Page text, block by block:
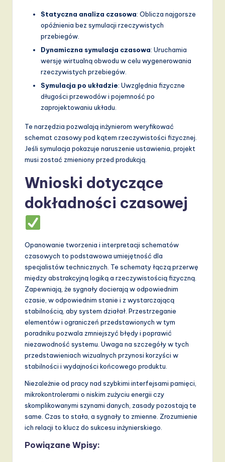
Statyczna analiza czasowa: Oblicza najgorsze
opóźnienia bez symulacji rzeczywistych
przebiegów.
Dynamiczna symulacja czasowa: Uruchamia
wersję wirtualną obwodu w celu wygenerowania
rzeczywistych przebiegów.
Symulacja po układzie: Uwzględnia fizyczne
długości przewodów i pojemność po
zaprojektowaniu układu.
Te narzędzia pozwalają inżynierom weryfikować
schemat czasowy pod kątem rzeczywistości fizycznej.
Jeśli symulacja pokazuje naruszenie ustawienia, projekt
musi zostać zmieniony przed produkcją.
Wnioski dotyczące
dokładności czasowej
Opanowanie tworzenia i interpretacji schematów
czasowych to podstawowa umiejętność dla
specjalistów technicznych. Te schematy łączą przerwę
między abstrakcyjną logiką a rzeczywistością fizyczną.
Zapewniają, że sygnały docierają w odpowiednim
czasie, w odpowiednim stanie i z wystarczającą
stabilnością, aby system działał. Przestrzeganie
elementów i ograniczeń przedstawionych w tym
poradniku pozwala zmniejszyć błędy i poprawić
niezawodność systemu. Uwaga na szczegóły w tych
przedstawieniach wizualnych przynosi korzyści w
stabilności i wydajności końcowego produktu.
Niezależnie od pracy nad szybkimi interfejsami pamięci,
mikrokontrolerami o niskim zużyciu energii czy
skomplikowanymi szynami danych, zasady pozostają te
same. Czas to stała, a sygnały to zmienne. Zrozumienie
ich relacji to klucz do sukcesu inżynierskiego.
Powiązane Wpisy: